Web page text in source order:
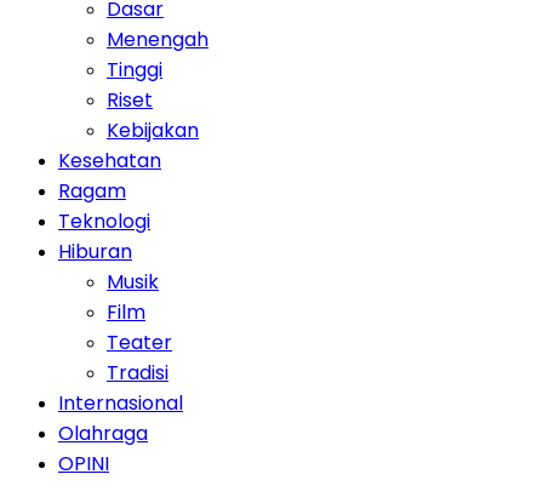
Dasar
Menengah
Tinggi
Riset
Kebijakan
Kesehatan
Ragam
Teknologi
Hiburan
Musik
Film
Teater
Tradisi
Internasional
Olahraga
OPINI